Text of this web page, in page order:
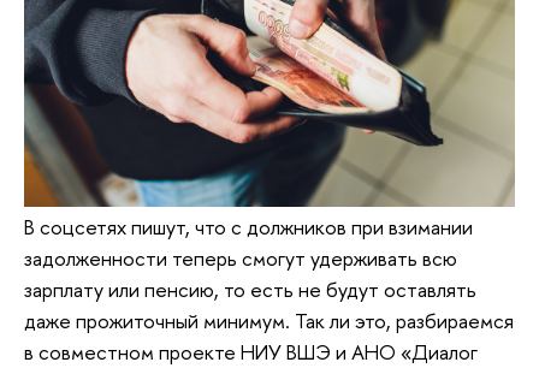
В соцсетях пишут, что с должников при взимании
задолженности теперь смогут удерживать всю
зарплату или пенсию, то есть не будут оставлять
даже прожиточный минимум. Так ли это, разбираемся
в совместном проекте НИУ ВШЭ и АНО «Диалог